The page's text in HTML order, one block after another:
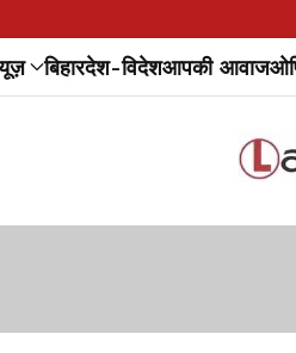
बिहारदेश-विदेशआपकी आवाज